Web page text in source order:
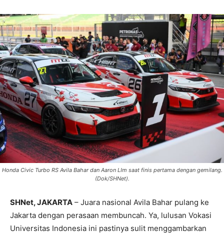
Honda Civic Turbo RS Avila Bahar dan Aaron LIm saat finis pertama dengan gemilang.
(Dok/SHNet).
SHNet, JAKARTA – Juara nasional Avila Bahar pulang ke
Jakarta dengan perasaan membuncah. Ya, lulusan Vokasi
Universitas Indonesia ini pastinya sulit menggambarkan